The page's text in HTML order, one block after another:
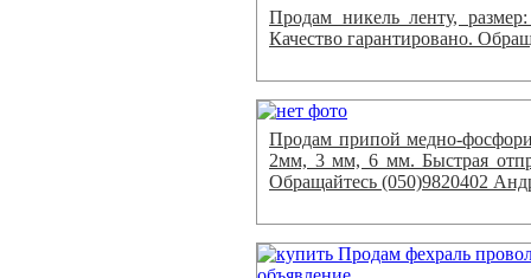
Продам никель ленту,
Качество гарантировано.
Продам припой медно-
2мм, 3 мм, 6 мм. Быстрая
Обращайтесь (050)9820402